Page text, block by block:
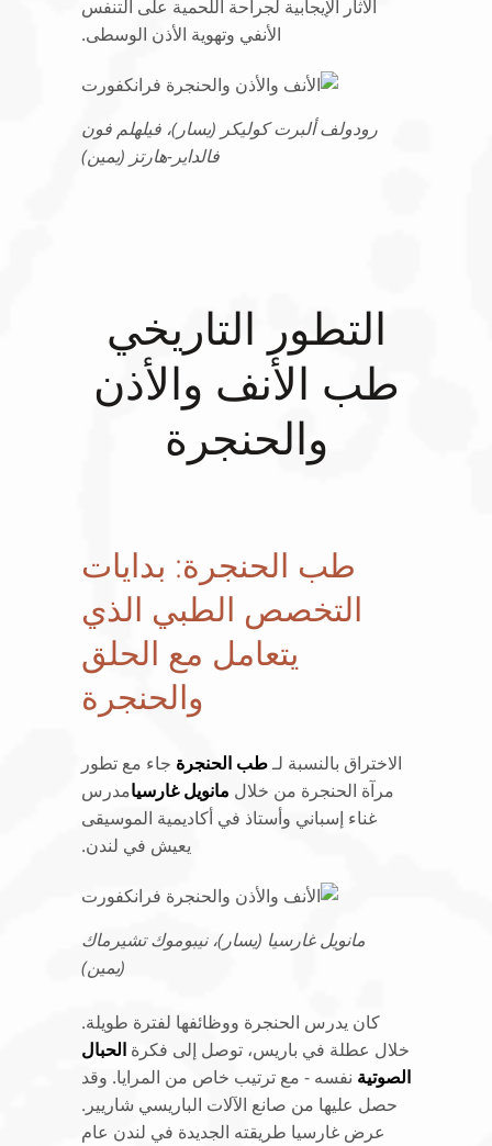
الآثار الإيجابية لجراحة اللحمية على التنفس
الأنفي وتهوية الأذن الوسطى.
رودولف ألبرت كوليكر (يسار)، فيلهلم فون
فالداير-هارتز (يمين)
التطور التاريخي
طب الأنف والأذن
والحنجرة
طب الحنجرة: بدايات
التخصص الطبي الذي
يتعامل مع الحلق
والحنجرة
الاختراق بالنسبة لـطب الحنجرة جاء مع تطور
مرآة الحنجرة من خلال مانويل غارسيامدرس
غناء إسباني وأستاذ في أكاديمية الموسيقى
يعيش في لندن.
مانويل غارسيا (يسار)، نيبوموك تشيرماك
(يمين)
كان يدرس الحنجرة ووظائفها لفترة طويلة.
خلال عطلة في باريس، توصل إلى فكرة الحبال
الصوتية نفسه - مع ترتيب خاص من المرايا. وقد
حصل عليها من صانع الآلات الباريسي شاريير.
عرض غارسيا طريقته الجديدة في لندن عام